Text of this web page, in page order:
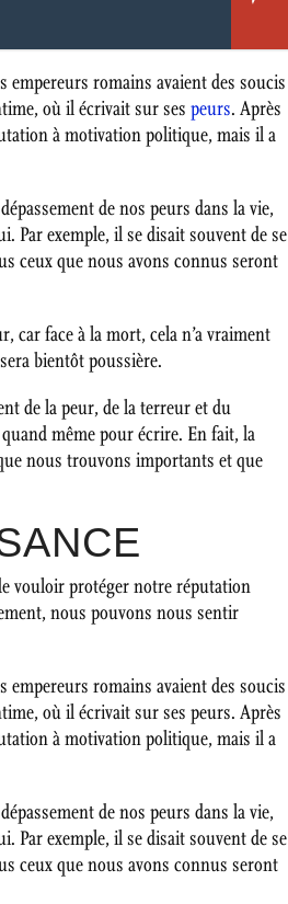
empereurs romains avaient des soucis
où il écrivait sur sespeurs. Après
à motivation politique, mais il a
de nos peurs dans la vie,
Par exemple, il se disait souvent de se
ceux que nous avons connus seront
car face à la mort, cela n’a vraiment
bientôt poussière.
de la peur, de la terreur et du
même pour écrire. En fait, la
nous trouvons importants et que
vouloir protéger notre réputation
nous pouvons nous sentir
empereurs romains avaient des soucis
où il écrivait sur ses peurs. Après
à motivation politique, mais il a
de nos peurs dans la vie,
Par exemple, il se disait souvent de se
ceux que nous avons connus seront